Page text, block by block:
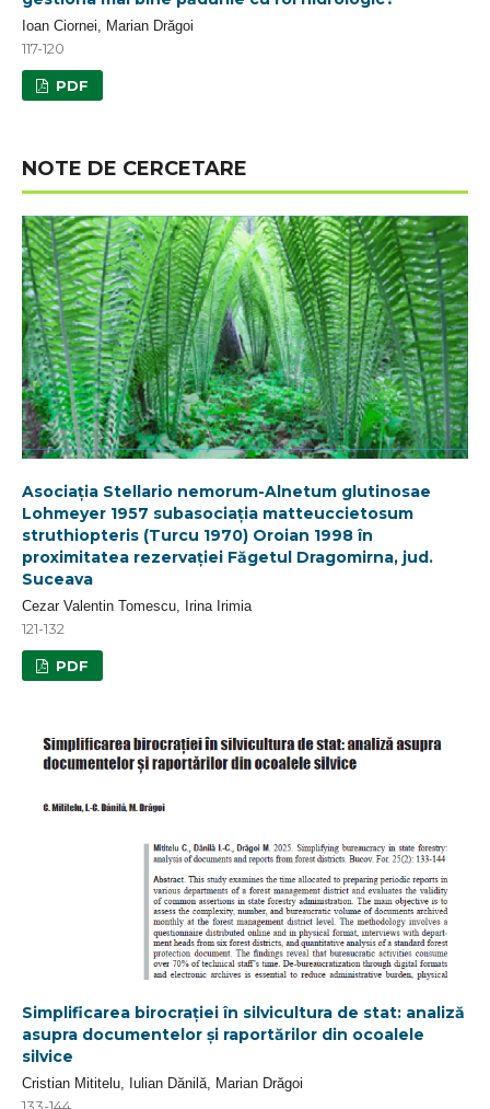
Ioan Ciornei, Marian Drăgoi
117-120
PDF
NOTE DE CERCETARE
Asociația Stellario nemorum-Alnetum glutinosae
Lohmeyer 1957 subasociația matteuccietosum
struthiopteris (Turcu 1970) Oroian 1998 în
proximitatea rezervației Făgetul Dragomirna, jud.
Suceava
Cezar Valentin Tomescu, Irina Irimia
121-132
PDF
Simplificarea birocrației în silvicultura de stat: analiză
asupra documentelor și raportărilor din ocoalele
silvice
Cristian Mititelu, Iulian Dănilă, Marian Drăgoi